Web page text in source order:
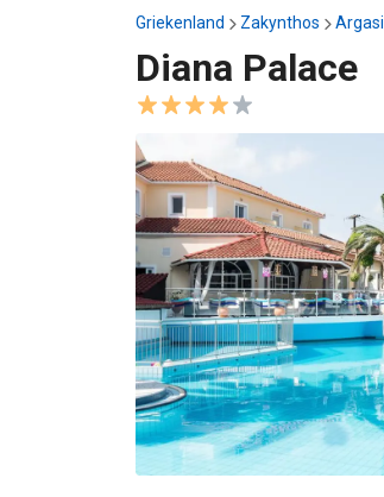
Griekenland Zakynthos Argasi
Diana Palace
Diana Palace afbeeldingen